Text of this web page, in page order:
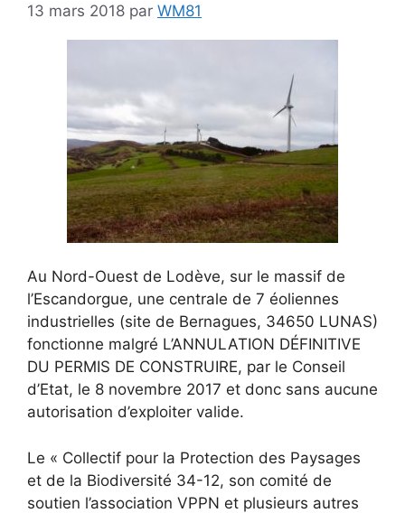
13 mars 2018 par WM81
Au Nord-Ouest de Lodève, sur le massif de
l’Escandorgue, une centrale de 7 éoliennes
industrielles (site de Bernagues, 34650 LUNAS)
fonctionne malgré L’ANNULATION DÉFINITIVE
DU PERMIS DE CONSTRUIRE, par le Conseil
d’Etat, le 8 novembre 2017 et donc sans aucune
autorisation d’exploiter valide.
Le « Collectif pour la Protection des Paysages
et de la Biodiversité 34-12, son comité de
soutien l’association VPPN et plusieurs autres